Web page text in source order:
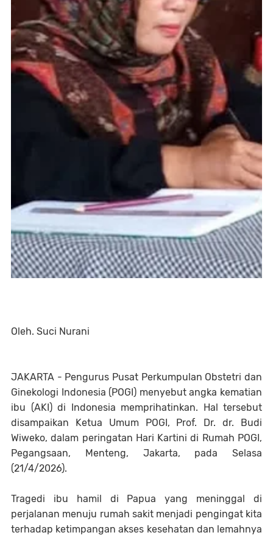
Oleh. Suci Nurani
JAKARTA - Pengurus Pusat Perkumpulan Obstetri dan
Ginekologi Indonesia (POGI) menyebut angka kematian
ibu (AKI) di Indonesia memprihatinkan. Hal tersebut
disampaikan Ketua Umum POGI, Prof. Dr. dr. Budi
Wiweko, dalam peringatan Hari Kartini di Rumah POGI,
Pegangsaan, Menteng, Jakarta, pada Selasa
(21/4/2026).
Tragedi ibu hamil di Papua yang meninggal di
perjalanan menuju rumah sakit menjadi pengingat kita
terhadap ketimpangan akses kesehatan dan lemahnya